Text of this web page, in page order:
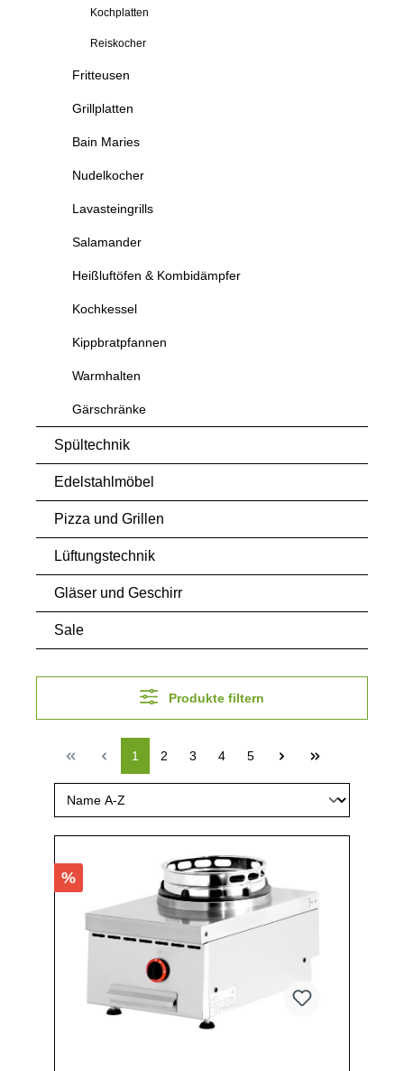
Kochplatten
Reiskocher
Fritteusen
Grillplatten
Bain Maries
Nudelkocher
Lavasteingrills
Salamander
Heißluftöfen & Kombidämpfer
Kochkessel
Kippbratpfannen
Warmhalten
Gärschränke
Spültechnik
Edelstahlmöbel
Pizza und Grillen
Lüftungstechnik
Gläser und Geschirr
Sale
Produkte filtern
1 2 3 4 5
%